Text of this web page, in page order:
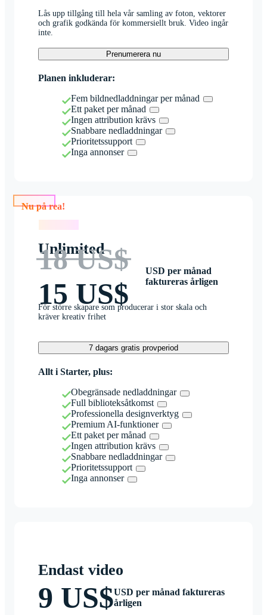
Lås upp tillgång till hela vår samling av foton, vektorer
och grafik godkända för kommersiellt bruk. Video ingår
inte.
Prenumerera nu
Planen inkluderar:
Fem bildnedladdningar per månad
Ett paket per månad
Ingen attribution krävs
Snabbare nedladdningar
Prioritetssupport
Inga annonser
Nu på rea!
Unlimited
18 US$
15 US$
USD per månad
faktureras årligen
För större skapare som producerar i stor skala och
kräver kreativ frihet
7 dagars gratis provperiod
Allt i Starter, plus:
Obegränsade nedladdningar
Full biblioteksåtkomst
Professionella designverktyg
Premium AI-funktioner
Ett paket per månad
Ingen attribution krävs
Snabbare nedladdningar
Prioritetssupport
Inga annonser
Endast video
9 US$USD per månad faktureras
årligen